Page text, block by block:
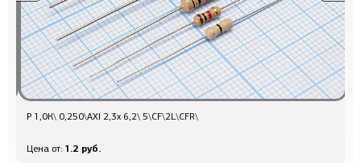
Р 1,0К\ 0,250\AXI 2,3x 6,2\ 5\CF\2L\CFR\
Цена от: 1.2 руб.